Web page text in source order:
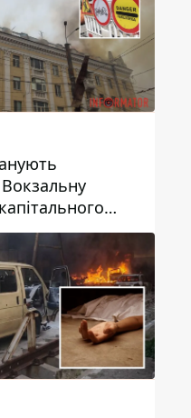
в який
ракета: які